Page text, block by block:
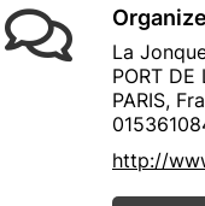
La
PORT DE
PARIS,
http://